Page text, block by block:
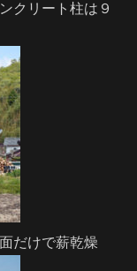
リート柱は９
だけで薪乾燥